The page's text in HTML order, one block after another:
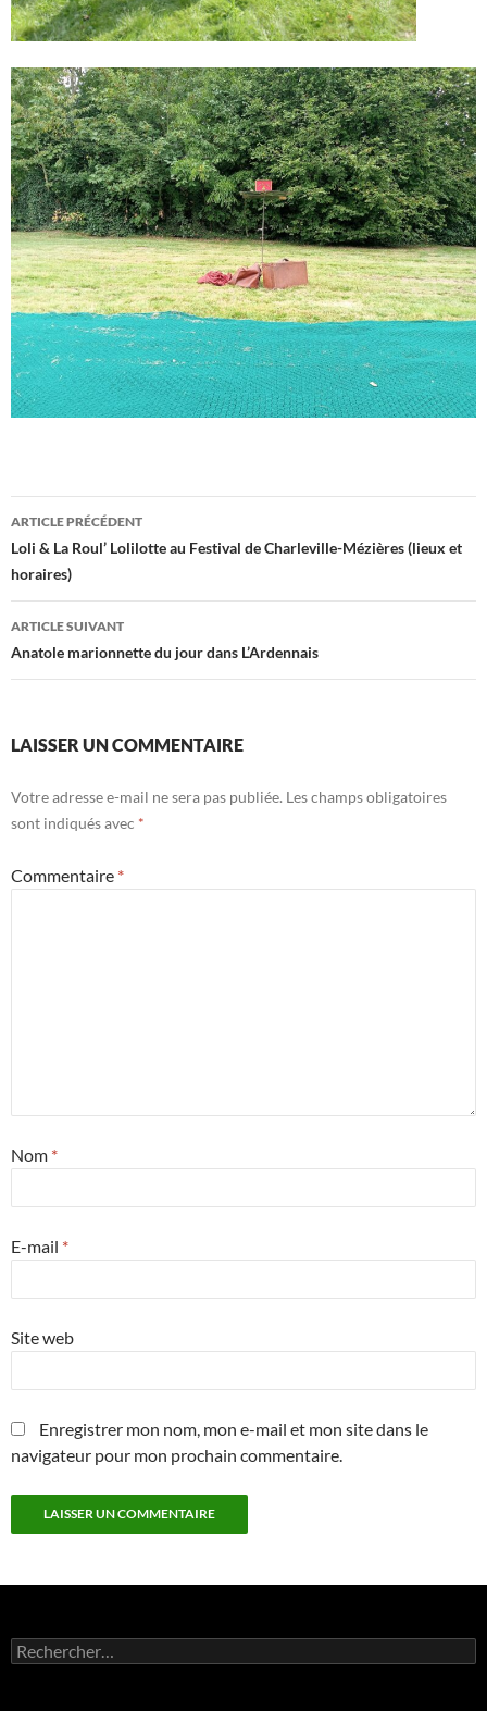
Navigation
des
articles
ARTICLE PRÉCÉDENT
Loli & La Roul’ Lolilotte au Festival de Charleville-Mézières (lieux et
horaires)
ARTICLE SUIVANT
Anatole marionnette du jour dans L’Ardennais
LAISSER UN COMMENTAIRE
Votre adresse e-mail ne sera pas publiée. Les champs obligatoires
sont indiqués avec *
Commentaire *
Nom *
E-mail *
Site web
Enregistrer mon nom, mon e-mail et mon site dans le
navigateur pour mon prochain commentaire.
Rechercher :